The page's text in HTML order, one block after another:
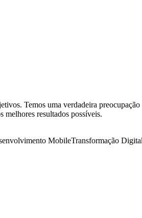
Temos uma verdadeira
melhores resultados possíveis.
MobileTransformação Digital